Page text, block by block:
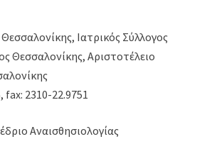
Ιατρικός Σύλλογος
Θεσσαλονίκης, Αριστοτέλειο
fax: 2310-22.9751
Αναισθησιολογίας